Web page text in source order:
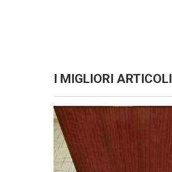
I MIGLIORI ARTICOLI